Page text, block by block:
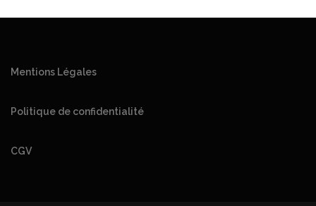
Mentions Légales
Politique de confidentialité
CGV